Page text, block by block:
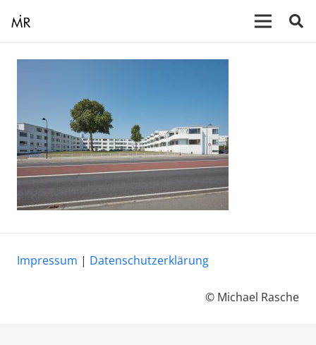
Impressum | Datenschutzerklärung
© Michael Rasche